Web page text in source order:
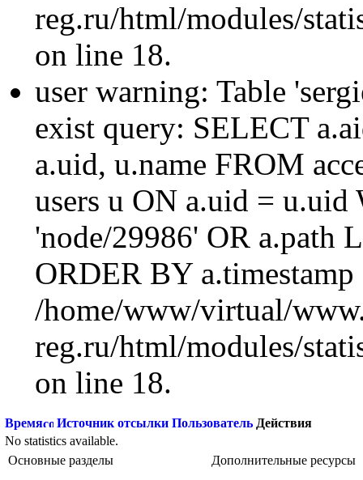
reg.ru/html/modules/
on line 18.
user warning: Table
exist query: SELECT
a.uid, u.name FROM
users u ON a.uid = u.uid
'node/29986' OR a.path
ORDER BY
/home/www/virtual/
reg.ru/html/modules/
on line 18.
Время Источник отсылки Пользователь Действия
No statistics available.
Основные разделы
Дополнительные ресурсы